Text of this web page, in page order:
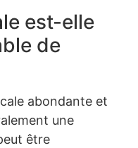
est-elle
de
abondante et
une
être